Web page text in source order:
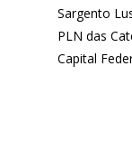
Sargento
PLN das
Capital